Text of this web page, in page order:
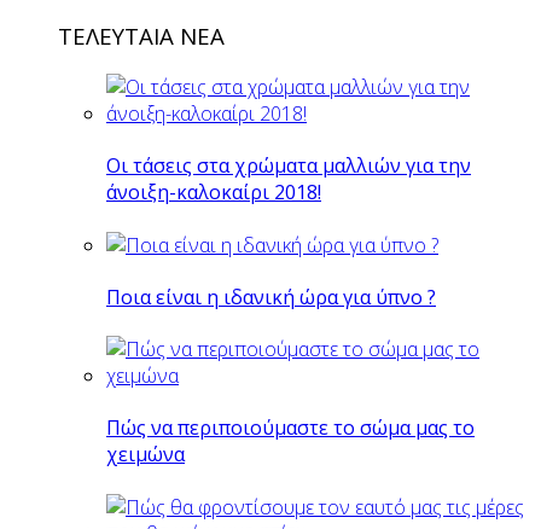
ΤΕΛΕΥΤΑΙΑ ΝΕΑ
Οι τάσεις στα χρώματα μαλλιών για την
άνοιξη-καλοκαίρι 2018!
Ποια είναι η ιδανική ώρα για ύπνο ?
Πώς να περιποιούμαστε το σώμα μας το
χειμώνα